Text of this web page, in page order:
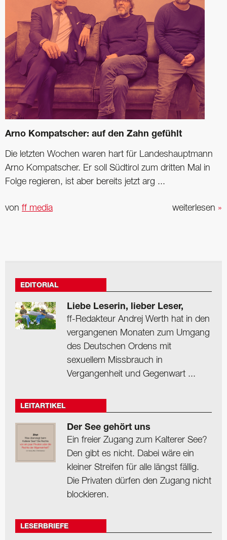
Arno Kompatscher: auf den Zahn gefühlt
Die letzten Wochen waren hart für Landeshauptmann
Arno Kompatscher. Er soll Südtirol zum dritten Mal in
Folge regieren, ist aber bereits jetzt arg ...
weiterlesen »
von ff media
EDITORIAL
Liebe Leserin, lieber Leser,
ff-Redakteur Andrej Werth hat in den
vergangenen Monaten zum Umgang
des Deutschen Ordens mit
sexuellem Missbrauch in
Vergangenheit und Gegenwart ...
LEITARTIKEL
Der See gehört uns
Ein freier Zugang zum Kalterer See?
Den gibt es nicht. Dabei wäre ein
kleiner Streifen für alle längst fällig.
Die Privaten dürfen den Zugang nicht
blockieren.
LESERBRIEFE